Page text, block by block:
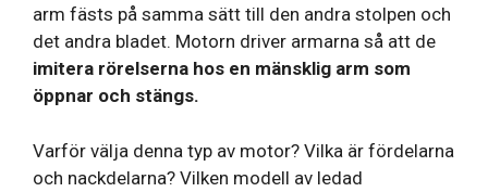
arm fästs på samma sätt till den andra stolpen och
det andra bladet. Motorn driver armarna så att de
imitera rörelserna hos en mänsklig arm som
öppnar och stängs.
Varför välja denna typ av motor? Vilka är fördelarna
och nackdelarna? Vilken modell av ledad